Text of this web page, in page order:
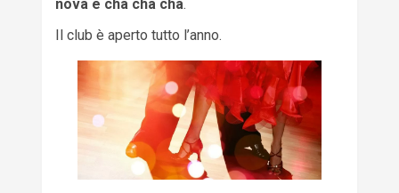
nova e cha cha cha.
Il club è aperto tutto l’anno.